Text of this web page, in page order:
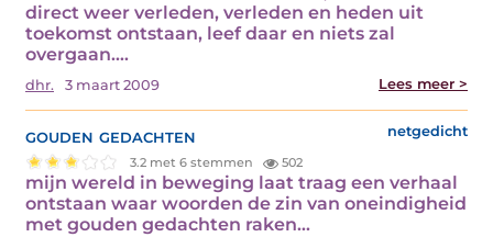
direct weer verleden, verleden en heden uit
toekomst ontstaan, leef daar en niets zal
overgaan.…
dhr. 3 maart 2009 Lees meer >
gouden gedachten netgedicht
3.2 met 6 stemmen 502
mijn wereld in beweging laat traag een verhaal
ontstaan waar woorden de zin van oneindigheid
met gouden gedachten raken…